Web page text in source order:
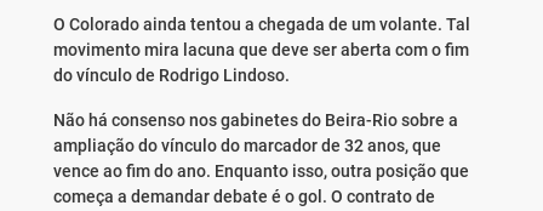
O Colorado ainda tentou a chegada de um volante. Tal
movimento mira lacuna que deve ser aberta com o fim
do vínculo de Rodrigo Lindoso.
Não há consenso nos gabinetes do Beira-Rio sobre a
ampliação do vínculo do marcador de 32 anos, que
vence ao fim do ano. Enquanto isso, outra posição que
começa a demandar debate é o gol. O contrato de